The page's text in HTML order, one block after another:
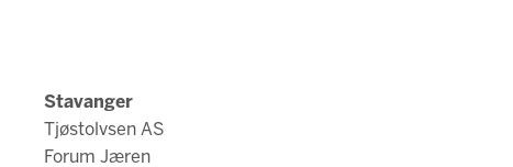
Stavanger
Tjøstolvsen AS
Forum Jæren